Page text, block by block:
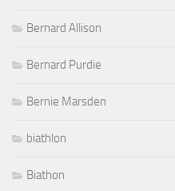
Bernard Allison
Bernard Purdie
Bernie Marsden
biathlon
Biathon